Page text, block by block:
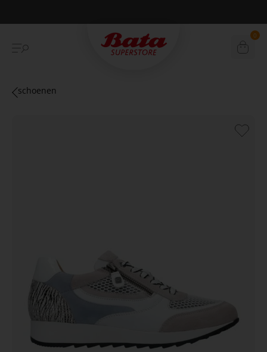
Betaal achteraf met Klarna 0
schoenen